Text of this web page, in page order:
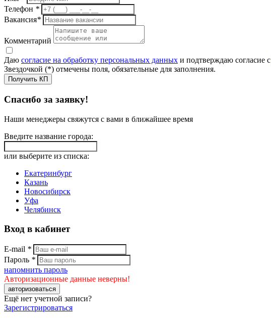
Телефон *
Вакансия*
Комментарий
Даю согласие на обработку персональных данных и подтверждаю согласие с
Звездочкой (*) отмечены поля, обязательные для заполнения.
Получить КП
Спасибо за заявку!
Наши менеджеры свяжутся с вами в ближайшее время
Введите название города:
или выберите из списка:
Екатеринбург
Казань
Новосибирск
Уфа
Челябинск
Вход в кабинет
E-mail *
Пароль *
напомнить пароль
Авторизационные данные неверны!
авторизоваться
Ещё нет учетной записи?
Зарегистрироваться